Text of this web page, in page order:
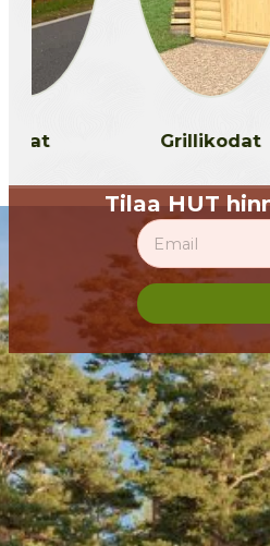
Grillikodat
Tilaa HUT
Section
Linkit
Tuotteet
AidatGrillikodatKasvihuoneet